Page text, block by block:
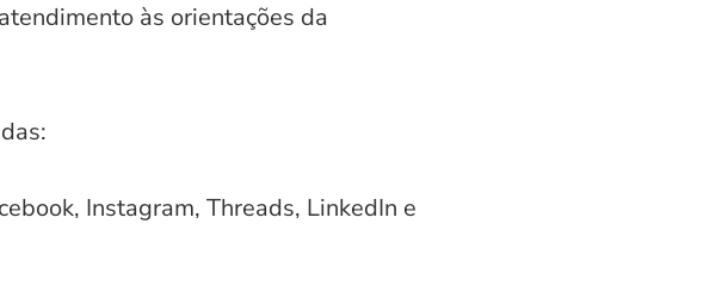
às orientações da
Instagram, Threads, LinkedIn e